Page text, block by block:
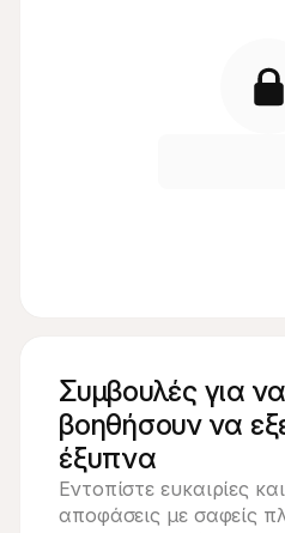
Συμβουλές για
βοηθήσουν να
έξυπνα
Εντοπίστε ευκαιρίες
αποφάσεις με σαφείς